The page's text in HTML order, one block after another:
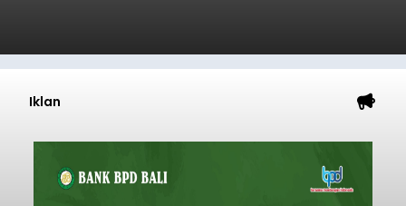
Iklan